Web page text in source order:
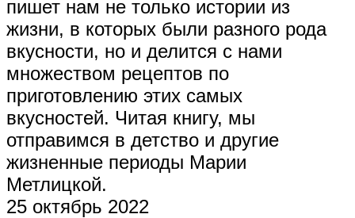
пишет нам не только истории из
жизни, в которых были разного рода
вкусности, но и делится с нами
множеством рецептов по
приготовлению этих самых
вкусностей. Читая книгу, мы
отправимся в детство и другие
жизненные периоды Марии
Метлицкой.
25 октябрь 2022